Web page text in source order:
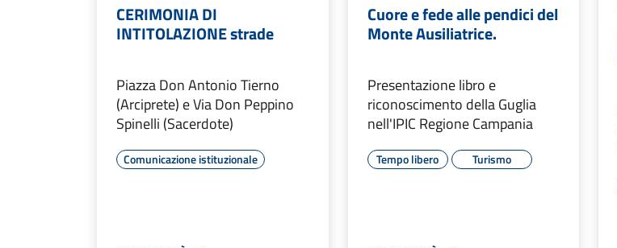
CERIMONIA DI
INTITOLAZIONE strade
Piazza Don Antonio Tierno
(Arciprete) e Via Don Peppino
Spinelli (Sacerdote)
Comunicazione istituzionale
Cuore e fede alle pendici del
Monte Ausiliatrice.
Presentazione libro e
riconoscimento della Guglia
nell'IPIC Regione Campania
Tempo libero Turismo